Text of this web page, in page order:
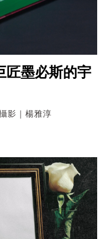
匠墨必斯的宇
影｜楊雅淳